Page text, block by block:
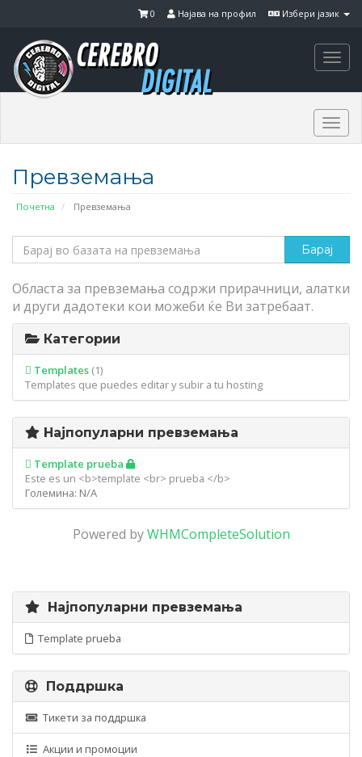
Избери јазик
Најава на профил
0
Превземања
Почетна Превземања
Областа за превземања содржи прирачници, алатки
и други дадотеки кои можеби ќе Ви затребаат.
Категории
Templates (1)
Templates que puedes editar y subir a tu hosting
Најпопуларни превземања
Template prueba
Este es un <b>template <br> prueba </b>
Големина: N/A
Powered byWHMCompleteSolution
Најпопуларни превземања
Template prueba
Поддршка
Тикети за поддршка
Акции и промоции